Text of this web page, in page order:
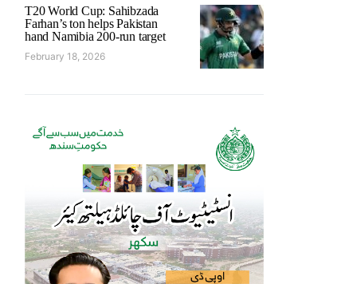
T20 World Cup: Sahibzada
Farhan’s ton helps Pakistan
hand Namibia 200-run target
February 18, 2026